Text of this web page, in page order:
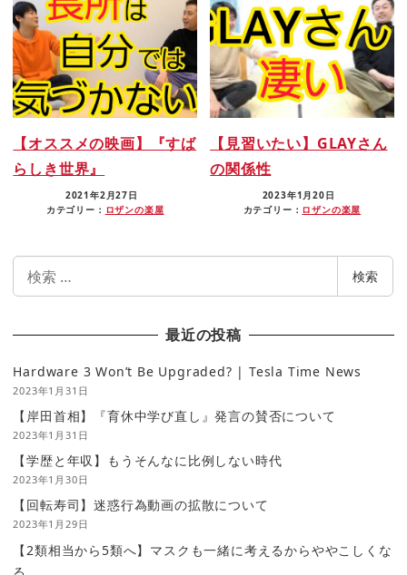
【オススメの映画】『すば
らしき世界』
2021年2月27日
カテゴリー： ロザンの楽屋
【見習いたい】GLAYさん
の関係性
2023年1月20日
カテゴリー： ロザンの楽屋
検索
最近の投稿
Hardware 3 Won’t Be Upgraded? | Tesla Time News
2023年1月31日
【岸田首相】『育休中学び直し』発言の賛否について
2023年1月31日
【学歴と年収】もうそんなに比例しない時代
2023年1月30日
【回転寿司】迷惑行為動画の拡散について
2023年1月29日
【2類相当から5類へ】マスクも一緒に考えるからややこしくな
る